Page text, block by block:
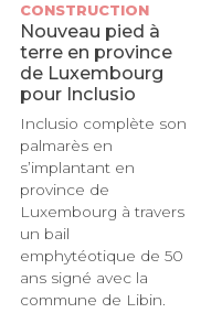
CONSTRUCTION
Nouveau pied à
terre en province
de Luxembourg
pour Inclusio
Inclusio complète son
palmarès en
s’implantant en
province de
Luxembourg à travers
un bail
emphytéotique de 50
ans signé avec la
commune de Libin.